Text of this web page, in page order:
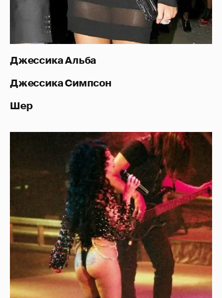
Джессика Альба
Джессика Симпсон
Шер